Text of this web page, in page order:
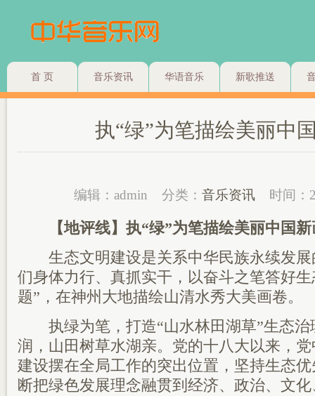
首 页 音乐资讯 华语音乐 新歌推送
执“绿”为笔描绘美丽中
编辑：admin 分类： 音乐资讯 时间：
【地评线】执“绿”为笔描绘美丽中国
生态文明建设是关系中华民族永续发展
们身体力行、真抓实干，以奋斗之笔答好
题”，在神州大地描绘山清水秀大美画卷。
执绿为笔，打造“山水林田湖草”生态治
润，山田树草水湖亲。党的十八大以来，
建设摆在全局工作的突出位置，坚持生态
断把绿色发展理念融贯到经济、政治、文